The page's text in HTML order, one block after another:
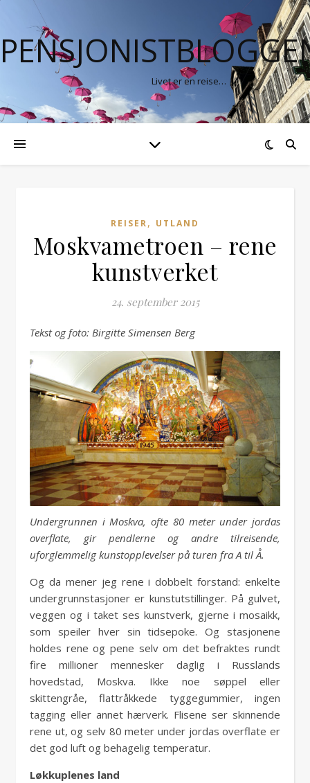
Livet er en reise…
REISER, UTLAND
Moskvametroen – rene
kunstverket
24. september 2015
Tekst og foto: Birgitte Simensen Berg
Undergrunnen i Moskva, ofte 80 meter under jordas
overflate, gir pendlerne og andre tilreisende,
uforglemmelig kunstopplevelser på turen fra A til Å.
Og da mener jeg rene i dobbelt forstand: enkelte
undergrunnstasjoner er kunstutstillinger. På gulvet,
veggen og i taket ses kunstverk, gjerne i mosaikk,
som speiler hver sin tidsepoke. Og stasjonene
holdes rene og pene selv om det befraktes rundt
fire millioner mennesker daglig i Russlands
hovedstad, Moskva. Ikke noe søppel eller
skittengråe, flattråkkede tyggegummier, ingen
tagging eller annet hærverk. Flisene ser skinnende
rene ut, og selv 80 meter under jordas overflate er
det god luft og behagelig temperatur.
Løkkuplenes land